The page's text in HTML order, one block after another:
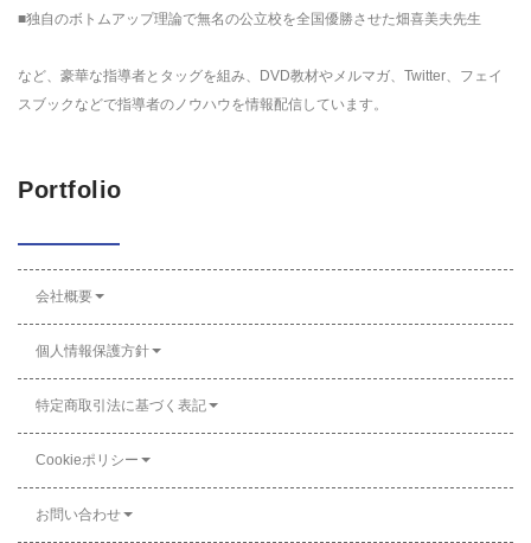
■独自のボトムアップ理論で無名の公立校を全国優勝させた畑喜美夫先生
など、豪華な指導者とタッグを組み、DVD教材やメルマガ、Twitter、フェイ
スブックなどで指導者のノウハウを情報配信しています。
Portfolio
会社概要
個人情報保護方針
特定商取引法に基づく表記
Cookieポリシー
お問い合わせ